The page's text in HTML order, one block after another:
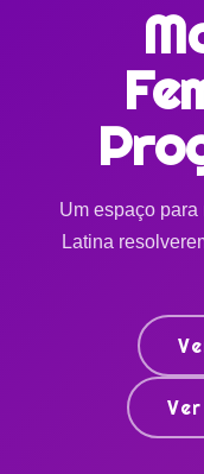
Um espaço
Latina